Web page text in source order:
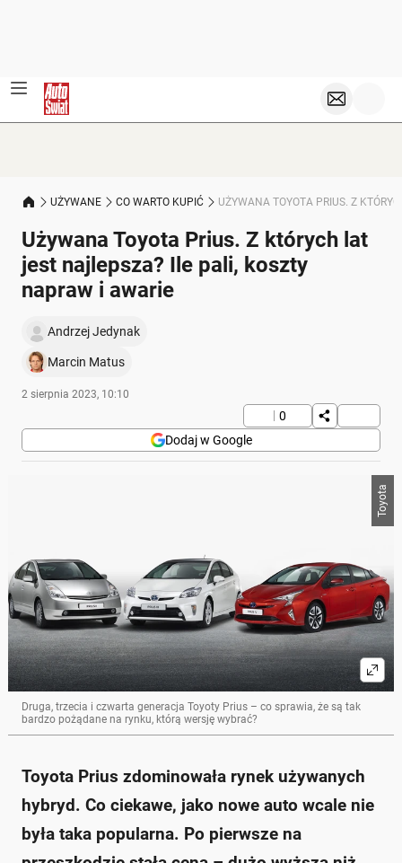
UŻYWANE CO WARTO KUPIĆ UŻYWANA TOYOTA PRIUS. Z
Używana Toyota Prius. Z których lat
jest najlepsza? Ile pali, koszty
napraw i awarie
Andrzej Jedynak
Marcin Matus
2 sierpnia 2023, 10:10
0
Dodaj w Google
Toyota
Druga, trzecia i czwarta generacja Toyoty Prius – co sprawia, że są tak
bardzo pożądane na rynku, którą wersję wybrać?
Toyota Prius zdominowała rynek używanych
hybryd. Co ciekawe, jako nowe auto wcale nie
była taka popularna. Po pierwsze na